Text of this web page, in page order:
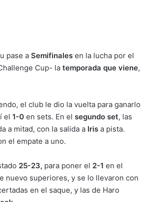
pase a Semifinales en la lucha por el
Cup- la temporada que viene,
el club le dio la vuelta para ganarlo
el 1-0 en sets. En el segundo set, las
a mitad, con la salida a Iris a pista.
el empate a uno.
25-23, para poner el 2-1 en el
nuevo superiores, y se lo llevaron con
en el saque, y las de Haro